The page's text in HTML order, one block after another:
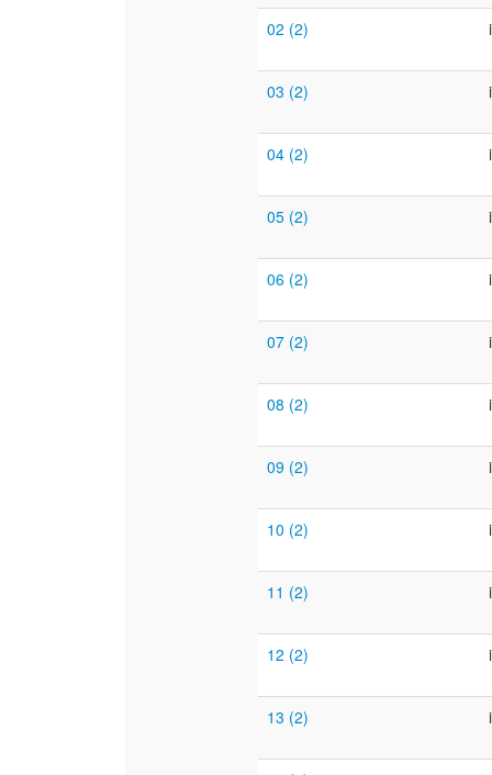
02 (2)
03 (2)
04 (2)
05 (2)
06 (2)
07 (2)
08 (2)
09 (2)
10 (2)
11 (2)
12 (2)
13 (2)